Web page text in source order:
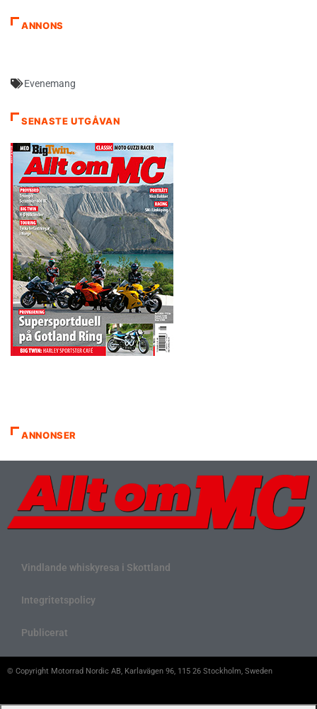
ANNONS
Evenemang
SENASTE UTGÅVAN
ANNONSER
Vindlande whiskyresa i Skottland
Integritetspolicy
Publicerat
© Copyright Motorrad Nordic AB, Karlavägen 96, 115 26 Stockholm, Sweden